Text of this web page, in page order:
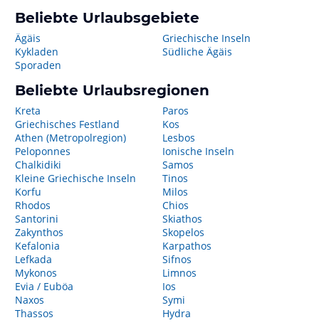
Beliebte Urlaubsgebiete
Ägäis
Kykladen
Sporaden
Griechische Inseln
Südliche Ägäis
Beliebte Urlaubsregionen
Kreta
Griechisches Festland
Athen (Metropolregion)
Peloponnes
Chalkidiki
Kleine Griechische Inseln
Korfu
Rhodos
Santorini
Zakynthos
Kefalonia
Lefkada
Mykonos
Evia / Euböa
Naxos
Thassos
Paros
Kos
Lesbos
Ionische Inseln
Samos
Tinos
Milos
Chios
Skiathos
Skopelos
Karpathos
Sifnos
Limnos
Ios
Symi
Hydra